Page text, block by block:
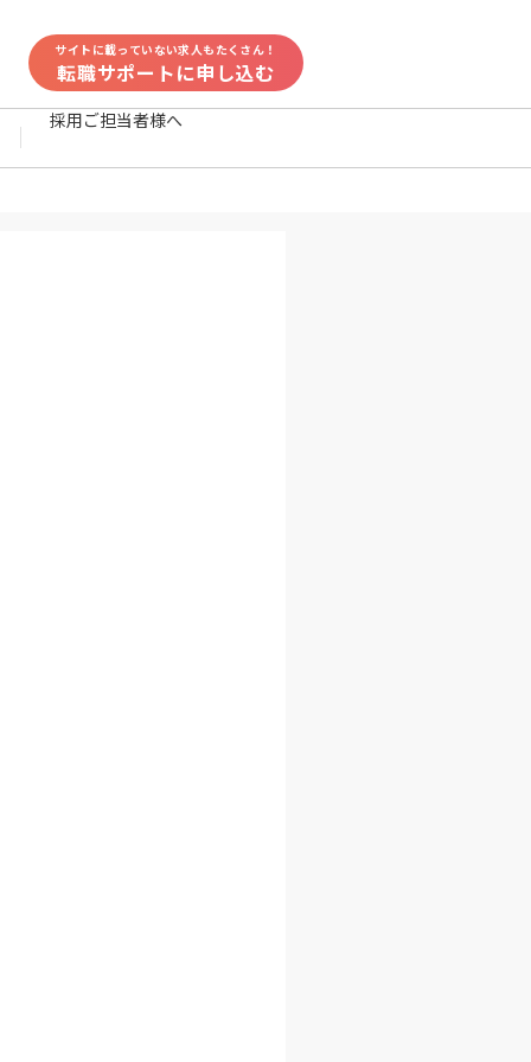
サイトに載っていない求人もたくさん！
転職サポートに申し込む
採用ご担当者様へ